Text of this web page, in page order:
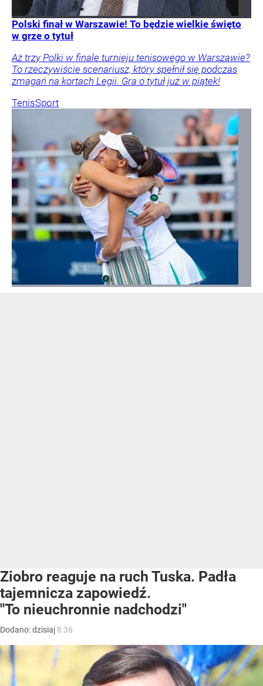
Polski finał w Warszawie! To będzie wielkie święto
w grze o tytuł
Aż trzy Polki w finale turnieju tenisowego w Warszawie?
To rzeczywiście scenariusz, który spełnił się podczas
zmagań na kortach Legii. Gra o tytuł już w piątek!
TenisSport
Ziobro reaguje na ruch Tuska. Padła
tajemnicza zapowiedź.
"To nieuchronnie nadchodzi"
Dodano:dzisiaj 8:36